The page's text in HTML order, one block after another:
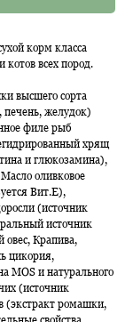
корм класса
всех пород.
высшего сорта
печень, желудок)
филе рыб
хрящ
и глюкозамина),
оливковое
Вит.E),
(источник
источник
Крапива,
цикория,
MOS и натурального
(источник
(экстракт ромашки,